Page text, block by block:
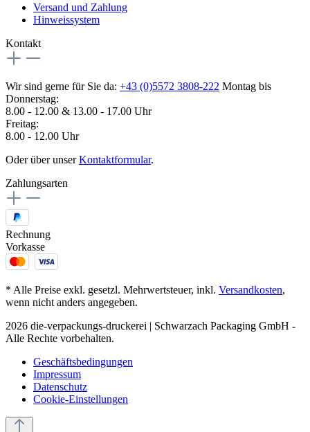
Versand und Zahlung
Hinweissystem
Kontakt
Wir sind gerne für Sie da: +43 (0)5572 3808-222 Montag bis
Donnerstag:
8.00 - 12.00 & 13.00 - 17.00 Uhr
Freitag:
8.00 - 12.00 Uhr
Oder über unserKontaktformular.
Zahlungsarten
Rechnung
Vorkasse
* Alle Preise exkl. gesetzl. Mehrwertsteuer, inkl. Versandkosten,
wenn nicht anders angegeben.
2026 die-verpackungs-druckerei | Schwarzach Packaging GmbH -
Alle Rechte vorbehalten.
Geschäftsbedingungen
Impressum
Datenschutz
Cookie-Einstellungen